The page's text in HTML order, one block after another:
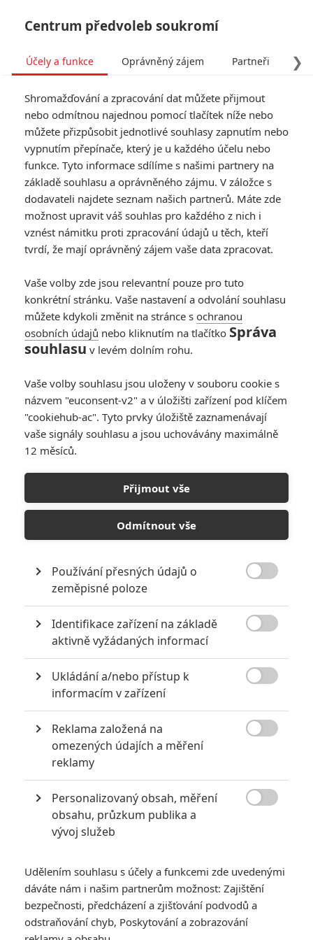
Suicide Squad: Zahraniční
recenze nejsou nic moc
Napsal:Petr Slavík - (Anarvin), 02.08.2016 22:15
Warner Bros.
Zobrazit dalších 18 obrázků
Přidáváme poslední dávku videí a fotek před českou
premiérou.
Zatímco my vám povíme, co říkáme naSebevražednýoddíl
zítra, v zahraničí už se první recenze objevují dnes. A pro
komiksový světDCto opět není žádná pěkná vizitka.Rotten
zatím zaznamenávají 47 recenzí, z toho 33%
negativních. Průměrná známka činí 5.3 z deseti. Ani redaktoři
z menších fanouškovských webů, které na Rottenech
nenajdete, však ale nejsou povětšinou vyloženě nadšení.
Recenze filmu vytýkají nelogický děj, slabého antagonistu,
nevyužití postav, nekonzistentní atmosféru nebo kostrbatý
střih. Pokud recenzenti něco chválí, je to především několik
soundtrack a zábavnost celého filmu. Vesměs se pak
recenzenti shodují, že jeSuicide Squadlepší než
v Superman, ale ne o moc.
Abyste si ještě na poslední chvíli mohli udělat vlastní
obrázek, přidáváme finální záplavu upoutávek a fotek:
Centrum předvoleb soukromí
❯
Účely a funkce Oprávněný zájem Partneři
Shromažďování a zpracování dat můžete přijmout
nebo odmítnou najednou pomocí tlačítek níže nebo
můžete přizpůsobit jednotlivé souhlasy zapnutím nebo
vypnutím přepínače, který je u každého účelu nebo
funkce. Tyto informace sdílíme s našimi partnery na
základě souhlasu a oprávněného zájmu. V záložce s
dodavateli najdete seznam našich partnerů. Máte zde
možnost upravit váš souhlas pro každého z nich i
vznést námitku proti zpracování údajů u těch, kteří
tvrdí, že mají oprávněný zájem vaše data zpracovat.
Vaše volby zde jsou relevantní pouze pro tuto
konkrétní stránku. Vaše nastavení a odvolání souhlasu
můžete kdykoli změnit na stránce s ochranou
osobních údajů nebo kliknutím na tlačítko Správa
souhlasu v levém dolním rohu.
Vaše volby souhlasu jsou uloženy v souboru cookie s
názvem "euconsent-v2" a v úložišti zařízení pod klíčem
"cookiehub-ac". Tyto prvky úložiště zaznamenávají
vaše signály souhlasu a jsou uchovávány maximálně
12 měsíců.
Přijmout vše
Odmítnout vše
Používání přesných údajů o
zeměpisné poloze
Identifikace zařízení na základě
aktivně vyžádaných informací
Ukládání a/nebo přístup k
informacím v zařízení
Reklama založená na
omezených údajích a měření
reklamy
Personalizovaný obsah, měření
obsahu, průzkum publika a
vývoj služeb
Udělením souhlasu s účely a funkcemi zde uvedenými
dáváte nám i našim partnerům možnost: Zajištění
bezpečnosti, předcházení a zjišťování podvodů a
odstraňování chyb, Poskytování a zobrazování